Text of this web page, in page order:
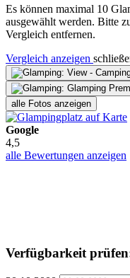
Es können maximal 10
ausgewählt werden. Bitte
Vergleich entfernen.
Vergleich anzeigen
alle Fotos anzeigen
Google
4,5
alle Bewertungen anzeigen
Verfügbarkeit